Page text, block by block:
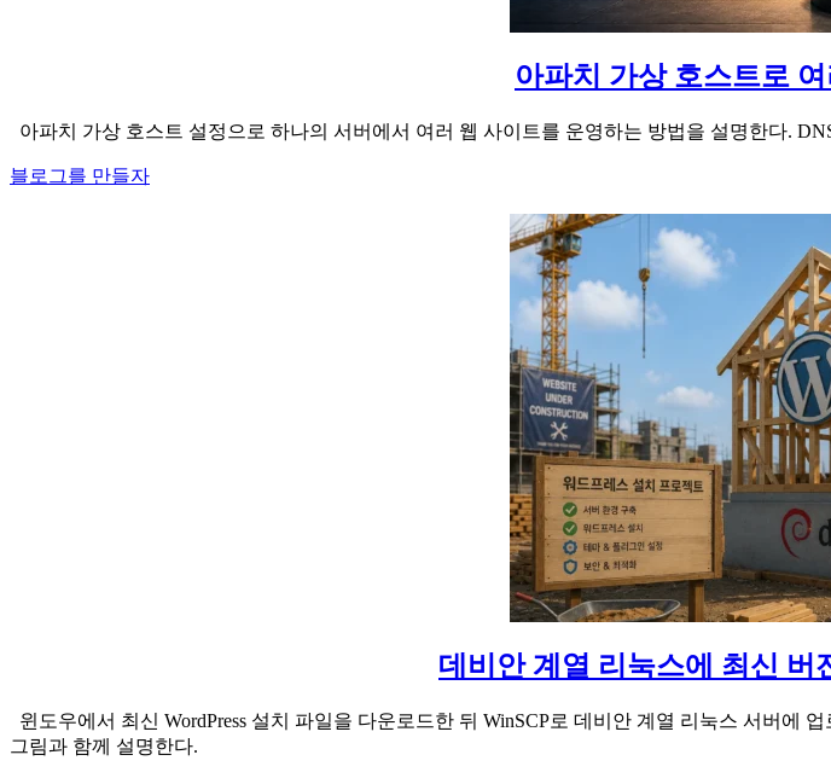
아파치 가상 호스트로
아파치 가상 호스트 설정으로 하나의 서버에서 여러 웹 사이트를 운영하는 방법을 설명한다.
블로그를 만들자
데비안 계열 리눅스에 최신 버
윈도우에서 최신 WordPress 설치 파일을 다운로드한 뒤 WinSCP로 데비안 계열 리눅스 서버
그림과 함께 설명한다.